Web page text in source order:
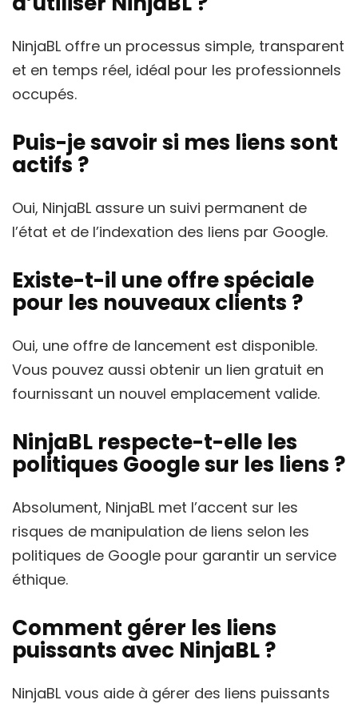
NinjaBL offre un processus simple, transparent
et en temps réel, idéal pour les professionnels
occupés.
Puis-je savoir si mes liens sont
actifs ?
Oui, NinjaBL assure un suivi permanent de
l’état et de l’indexation des liens par Google.
Existe-t-il une offre spéciale
pour les nouveaux clients ?
Oui, une offre de lancement est disponible.
Vous pouvez aussi obtenir un lien gratuit en
fournissant un nouvel emplacement valide.
NinjaBL respecte-t-elle les
politiques Google sur les liens ?
Absolument, NinjaBL met l’accent sur les
risques de manipulation de liens selon les
politiques de Google pour garantir un service
éthique.
Comment gérer les liens
puissants avec NinjaBL ?
NinjaBL vous aide à gérer des liens puissants